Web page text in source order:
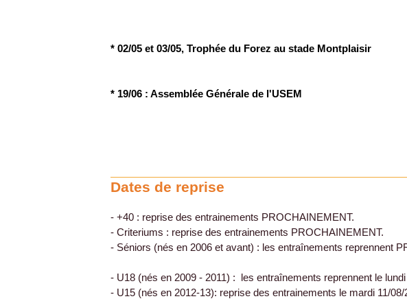
* 02/05 et 03/05, Trophée du Forez au stade Montplaisir
* 19/06 : Assemblée Générale de l'USEM
Dates de reprise
- +40 : reprise des entrainements PROCHAINEMENT.
- Criteriums : reprise des entrainements PROCHAINEMENT.
- Séniors (nés en 2006 et avant) : les entraînements reprennent
- U18 (nés en 2009 - 2011) : les entraînements reprennent le
- U15 (nés en 2012-13): reprise des entrainements le mardi 11/08/